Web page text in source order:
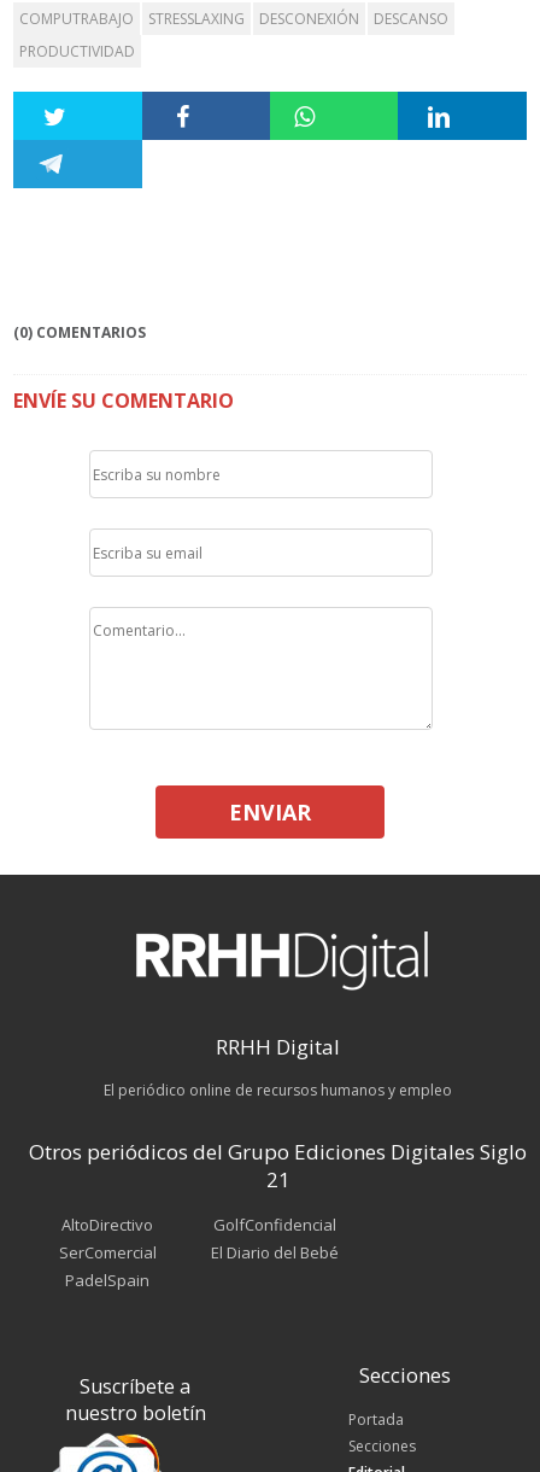
COMPUTRABAJO STRESSLAXING DESCONEXIÓN
DESCANSO
PRODUCTIVIDAD
(0) COMENTARIOS
ENVÍE SU COMENTARIO
ENVIAR
RRHH Digital
El periódico online de recursos humanos y empleo
Otros periódicos del Grupo Ediciones Digitales Siglo
21
AltoDirectivo
SerComercial
PadelSpain
GolfConfidencial
El Diario del Bebé
Suscríbete a
nuestro boletín
Secciones
Portada
Secciones